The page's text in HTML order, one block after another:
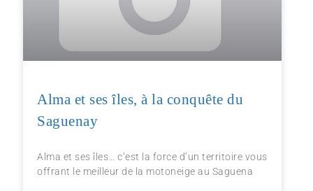
Alma et ses îles, à la conquête du
Saguenay
Alma et ses îles… c’est la force d’un territoire vous
offrant le meilleur de la motoneige au Saguena